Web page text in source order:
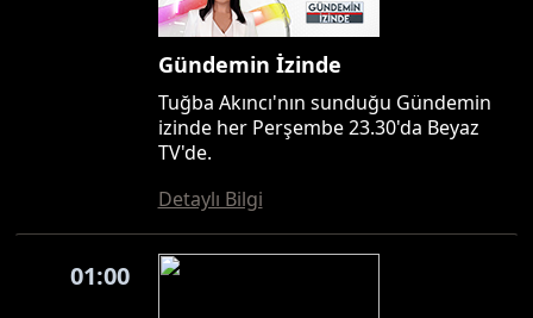
Gündemin İzinde
Tuğba Akıncı'nın sunduğu Gündemin
izinde her Perşembe 23.30'da Beyaz
TV'de.
Detaylı Bilgi
01:00